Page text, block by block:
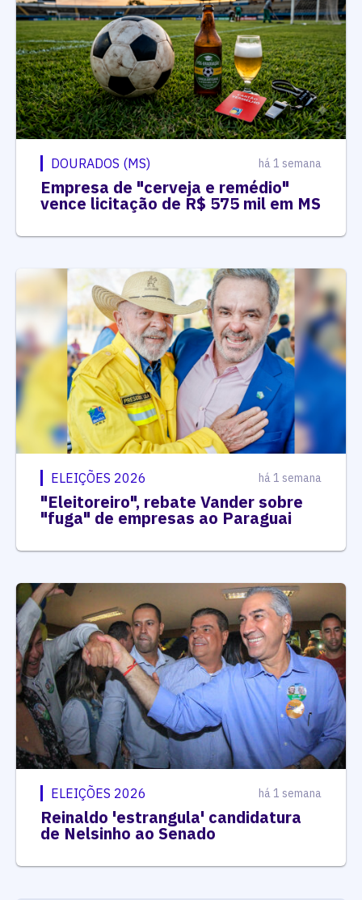
DOURADOS (MS) há 1 semana
Empresa de "cerveja e remédio"
vence licitação de R$ 575 mil em MS
ELEIÇÕES 2026 há 1 semana
"Eleitoreiro", rebate Vander sobre
"fuga" de empresas ao Paraguai
ELEIÇÕES 2026 há 1 semana
Reinaldo 'estrangula' candidatura
de Nelsinho ao Senado